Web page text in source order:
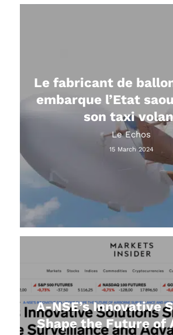
Le fabricant de
embarque l’Etat
son taxi
Le Echos
15 March 2024
A-NSE’s Innovative
Shape the Future of